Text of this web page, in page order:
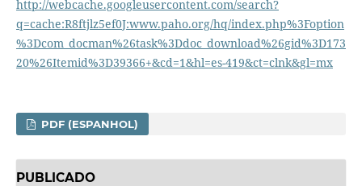
http://webcache.googleusercontent.com/search?
q=cache:R8ftjlz5ef0J:www.paho.org/hq/index.php%3Foption
%3Dcom_docman%26task%3Ddoc_download%26gid%3D173
20%26Itemid%3D39366+&cd=1&hl=es-419&ct=clnk&gl=mx
PDF (ESPANHOL)
PUBLICADO